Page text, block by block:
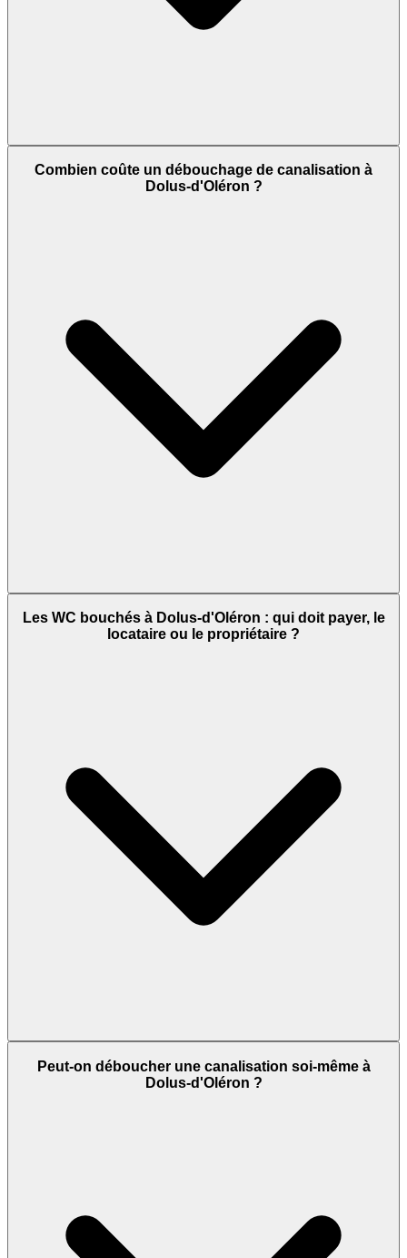
Combien coûte un débouchage de canalisation à
Dolus-d'Oléron ?
Les WC bouchés à Dolus-d'Oléron : qui doit payer, le
locataire ou le propriétaire ?
Peut-on déboucher une canalisation soi-même à
Dolus-d'Oléron ?